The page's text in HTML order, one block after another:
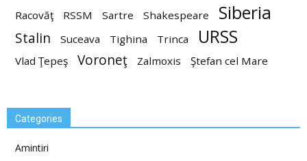
Racovăţ RSSM Sartre Shakespeare Siberia
Stalin Suceava Tighina Trinca URSS
Vlad Ţepeş Voroneţ Zalmoxis Ştefan cel Mare
Categories
Amintiri